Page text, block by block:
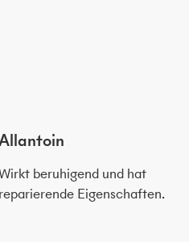
beruhigend und hat
reparierende Eigenschaften.